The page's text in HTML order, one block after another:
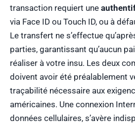
transaction requiert une
via Face ID ou Touch ID, ou à
Le transfert ne s’effectue
parties, garantissant qu’aucun
réaliser à votre insu. Les deux
doivent avoir été préalablement
traçabilité nécessaire aux
américaines. Une connexion
données cellulaires, s’avère